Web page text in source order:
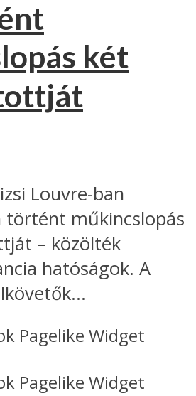
két
Louvre-ban
történt műkincslopás
– közölték
hatóságok. A